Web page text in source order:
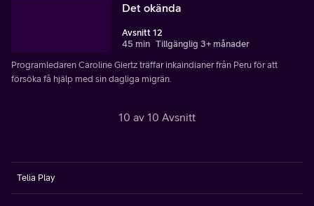
Det okända
Avsnitt 12
45 min Tillgänglig 3+ månader
Programledaren Caroline Giertz träffar inkaindianer från Peru för att
försöka få hjälp med sin dagliga migrän.
10 av 10 Avsnitt
Telia Play